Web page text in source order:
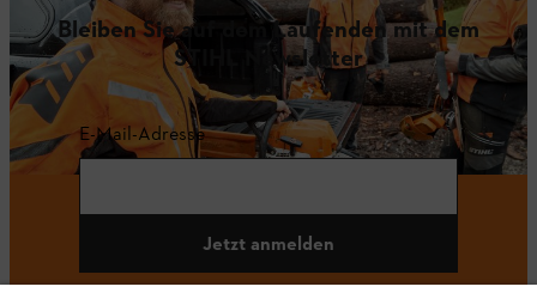
Bleiben Sie auf dem Laufenden mit dem
STIHL Newsletter
E-Mail-Adresse
Jetzt anmelden